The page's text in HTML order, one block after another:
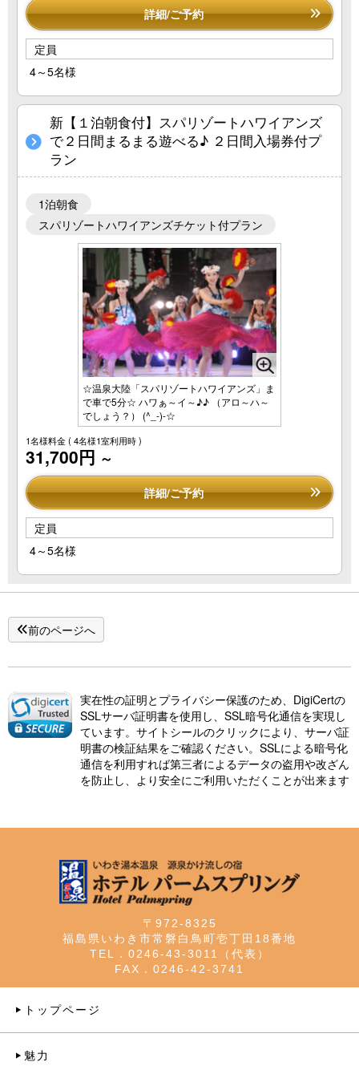
詳細/ご予約
定員
4～5名様
新【１泊朝食付】スパリゾートハワイアンズ
で２日間まるまる遊べる♪ ２日間入場券付プ
ラン
1泊朝食
スパリゾートハワイアンズチケット付プラン
☆温泉大陸「スパリゾートハワイアンズ」ま
で車で5分☆ ハワぁ～イ～♪♪ （アロ～ハ～
でしょう？） (^_-)-☆
1名様料金( 4名様1室利用時 )
31,700円 ～
詳細/ご予約
定員
4～5名様
前のページへ
実在性の証明とプライバシー保護のため、DigiCertの
SSLサーバ証明書を使用し、SSL暗号化通信を実現し
ています。サイトシールのクリックにより、サーバ証
明書の検証結果をご確認ください。SSLによる暗号化
通信を利用すれば第三者によるデータの盗用や改ざん
を防止し、より安全にご利用いただくことが出来ます
〒972-8325
福島県いわき市常磐白鳥町壱丁田18番地
TEL．0246-43-3011（代表）
FAX．0246-42-3741
トップページ
魅力